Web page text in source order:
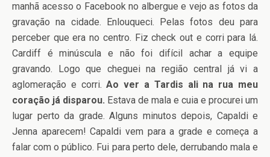
manhã acesso o Facebook no albergue e vejo as fotos da
gravação na cidade. Enlouqueci. Pelas fotos deu para
perceber que era no centro. Fiz check out e corri para lá.
Cardiff é minúscula e não foi difícil achar a equipe
gravando. Logo que cheguei na região central já vi a
aglomeração e corri.Ao ver a Tardis ali na rua meu
coração já disparou. Estava de mala e cuia e procurei um
lugar perto da grade. Alguns minutos depois, Capaldi e
Jenna aparecem! Capaldi vem para a grade e começa a
falar com o público. Fui para perto dele, derrubando mala e